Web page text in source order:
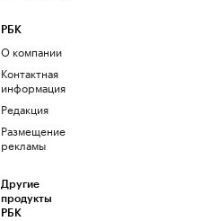
РБК
О компании
Контактная
информация
Редакция
Размещение
рекламы
Другие
продукты
РБК